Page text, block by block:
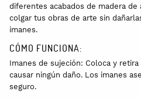
diferentes acabados de madera de
colgar tus obras de arte sin
imanes.
CÓMO FUNCIONA:
Imanes de sujeción: Coloca y
causar ningún daño. Los imanes
seguro.